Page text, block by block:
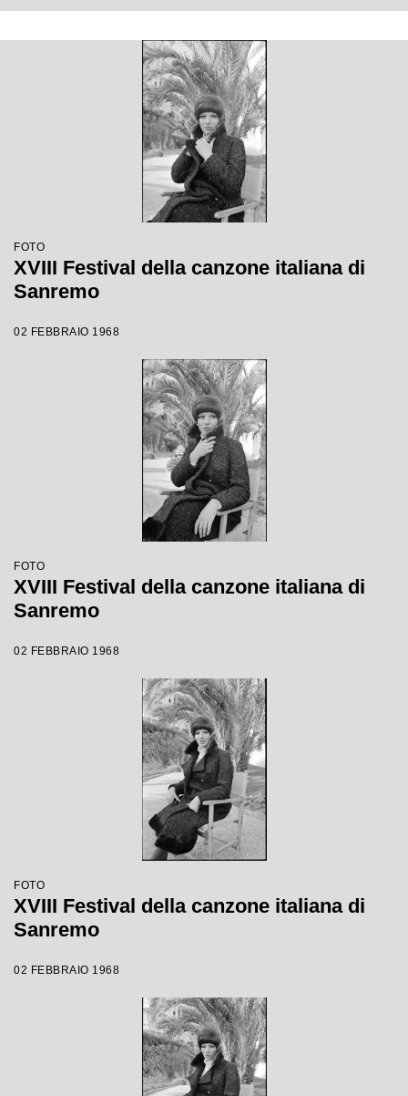
FOTO
XVIII Festival della canzone italiana di
Sanremo
02 FEBBRAIO 1968
FOTO
XVIII Festival della canzone italiana di
Sanremo
02 FEBBRAIO 1968
FOTO
XVIII Festival della canzone italiana di
Sanremo
02 FEBBRAIO 1968